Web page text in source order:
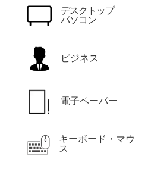
デスクトップ
パソコン
ビジネス
電子ペーパー
キーボード・マウ
ス